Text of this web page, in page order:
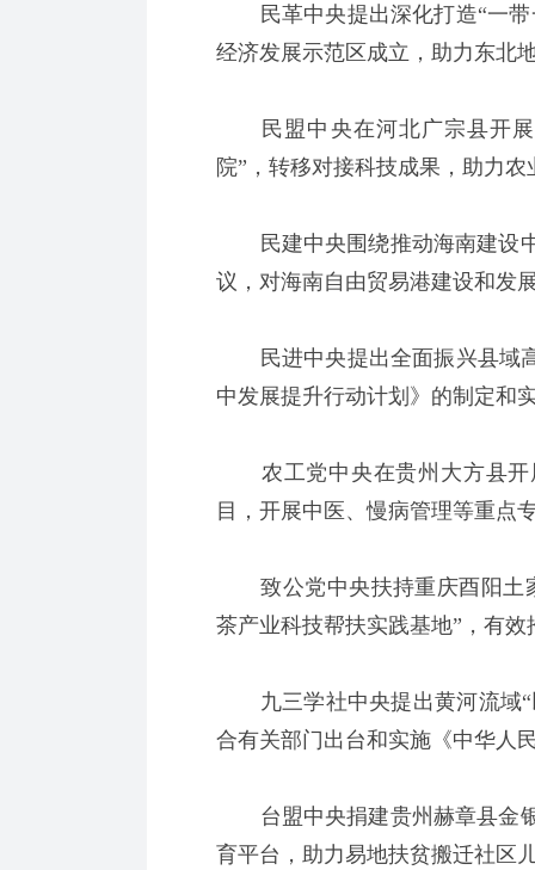
民革中央提出深化打造“一带
经济发展示范区成立，助力东北
民盟中央在河北广宗县开展
院”，转移对接科技成果，助力
民建中央围绕推动海南建设中
议，对海南自由贸易港建设和发
民进中央提出全面振兴县域高
中发展提升行动计划》的制定和
农工党中央在贵州大方县开
目，开展中医、慢病管理等重点
致公党中央扶持重庆酉阳土
茶产业科技帮扶实践基地”，有
九三学社中央提出黄河流域“
合有关部门出台和实施《中华人
台盟中央捐建贵州赫章县金银
育平台，助力易地扶贫搬迁社区